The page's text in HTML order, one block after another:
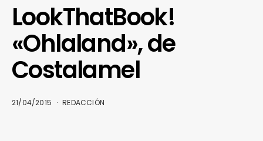
LookThatBook!
«Ohlaland», de
Costalamel
21/04/2015 REDACCIÓN